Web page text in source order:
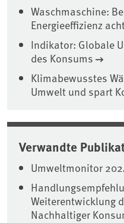
Waschmaschine:
Energieeffizienz
Indikator: Globale
des Konsums
Klimabewusstes
Umwelt und spart
Verwandte
Umweltmonitor
Weiterentwicklung
Nachhaltiger